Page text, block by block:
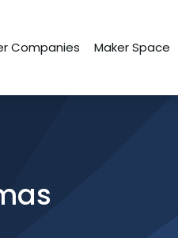
Companies Maker Space